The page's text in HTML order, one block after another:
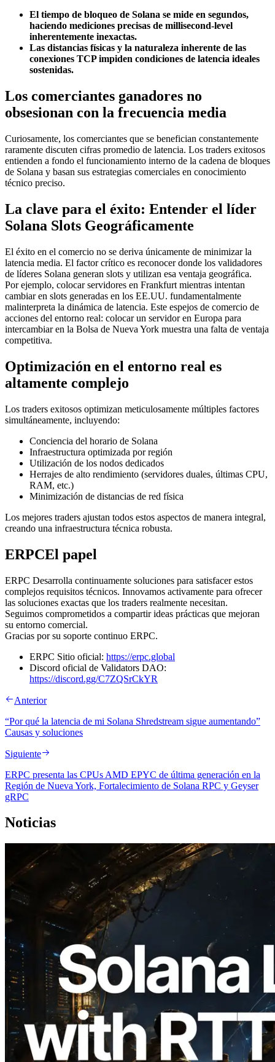
El tiempo de bloqueo de Solana se mide en segundos,
haciendo mediciones precisas de millisecond-level
inherentemente inexactas.
Las distancias físicas y la naturaleza inherente de las
conexiones TCP impiden condiciones de latencia ideales
sostenidas.
Los comerciantes ganadores no
obsesionan con la frecuencia media
Curiosamente, los comerciantes que se benefician constantemente
raramente discuten cifras promedio de latencia. Los traders exitosos
entienden a fondo el funcionamiento interno de la cadena de bloques
de Solana y basan sus estrategias comerciales en conocimiento
técnico preciso.
La clave para el éxito: Entender el líder
Solana Slots Geográficamente
El éxito en el comercio no se deriva únicamente de minimizar la
latencia media. El factor crítico es reconocer donde los validadores
de líderes Solana generan slots y utilizan esa ventaja geográfica.
Por ejemplo, colocar servidores en Frankfurt mientras intentan
cambiar en slots generadas en los EE.UU. fundamentalmente
malinterpreta la dinámica de latencia. Este espejos de comercio de
acciones del entorno real: colocar un servidor en Europa para
intercambiar en la Bolsa de Nueva York muestra una falta de ventaja
competitiva.
Optimización en el entorno real es
altamente complejo
Los traders exitosos optimizan meticulosamente múltiples factores
simultáneamente, incluyendo:
Conciencia del horario de Solana
Infraestructura optimizada por región
Utilización de los nodos dedicados
Herrajes de alto rendimiento (servidores duales, últimas CPU,
RAM, etc.)
Minimización de distancias de red física
Los mejores traders ajustan todos estos aspectos de manera integral,
creando una infraestructura técnica robusta.
ERPCEl papel
ERPC Desarrolla continuamente soluciones para satisfacer estos
complejos requisitos técnicos. Innovamos activamente para ofrecer
las soluciones exactas que los traders realmente necesitan.
Seguimos comprometidos a compartir ideas prácticas que mejoran
su entorno comercial.
Gracias por su soporte continuo ERPC.
ERPC Sitio oficial: https://erpc.global
Discord oficial de Validators DAO:
https://discord.gg/C7ZQSrCkYR
Anterior
“Por qué la latencia de mi Solana Shredstream sigue aumentando”
Causas y soluciones
Siguiente
ERPC presenta las CPUs AMD EPYC de última generación en la
Región de Nueva York, Fortalecimiento de Solana RPC y Geyser
gRPC
Noticias
2026.08.05
ERPC amplía la Leader Slot API de
Solana con medición de ping desde 7
regiones globales — También se lanza la